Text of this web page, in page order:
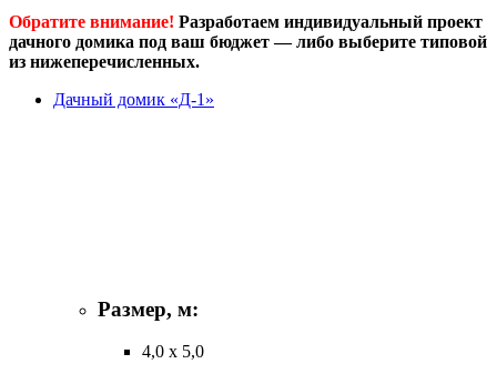
Обратите внимание! Разработаем индивидуальный проект
дачного домика под ваш бюджет — либо выберите типовой
из нижеперечисленных.
Дачный домик «Д-1»
Размер, м:
4,0 х 5,0